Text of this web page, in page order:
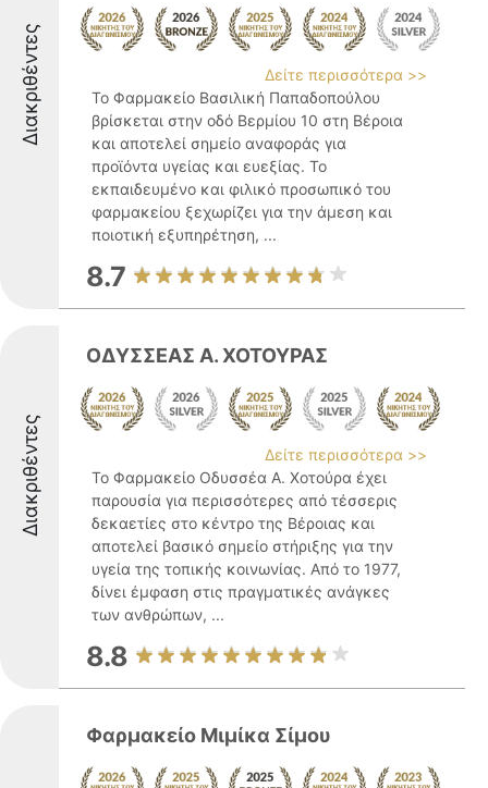
Διακριθέντες
Δείτε περισσότερα >>
Το Φαρμακείο Βασιλική Παπαδοπούλου
βρίσκεται στην οδό Βερμίου 10 στη Βέροια
και αποτελεί σημείο αναφοράς για
προϊόντα υγείας και ευεξίας. Το
εκπαιδευμένο και φιλικό προσωπικό του
φαρμακείου ξεχωρίζει για την άμεση και
ποιοτική εξυπηρέτηση, ...
8.7
Διακριθέντες
ΟΔΥΣΣΕΑΣ Α. ΧΟΤΟΥΡΑΣ
Δείτε περισσότερα >>
Το Φαρμακείο Οδυσσέα Α. Χοτούρα έχει
παρουσία για περισσότερες από τέσσερις
δεκαετίες στο κέντρο της Βέροιας και
αποτελεί βασικό σημείο στήριξης για την
υγεία της τοπικής κοινωνίας. Από το 1977,
δίνει έμφαση στις πραγματικές ανάγκες
των ανθρώπων, ...
8.8
Φαρμακείο Μιμίκα Σίμου